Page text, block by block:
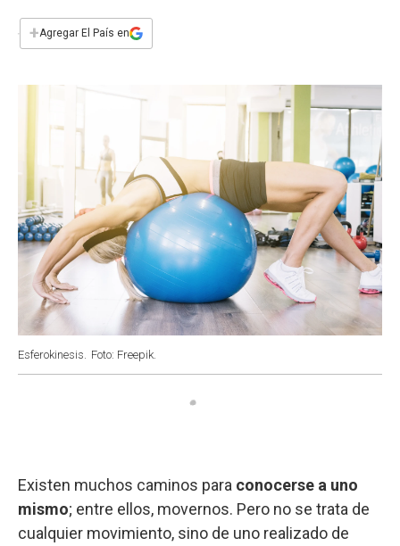
e
b
s
t
i
l
+Agregar El País en
Esferokinesis. Foto: Freepik.
Existen muchos caminos para conocerse a uno
mismo; entre ellos, movernos. Pero no se trata de
cualquier movimiento, sino de uno realizado de